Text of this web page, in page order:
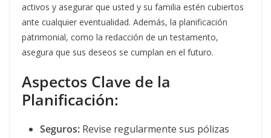
activos y asegurar que usted y su familia estén cubiertos
ante cualquier eventualidad. Además, la planificación
patrimonial, como la redacción de un testamento,
asegura que sus deseos se cumplan en el futuro.
Aspectos Clave de la
Planificación:
Seguros: Revise regularmente sus pólizas